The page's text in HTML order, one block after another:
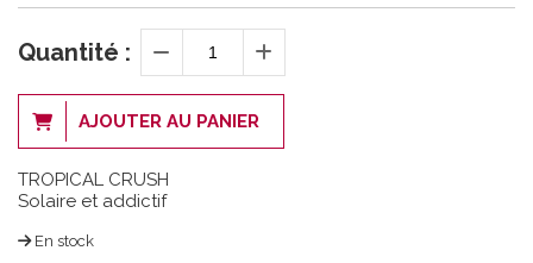
Quantité :
AJOUTER AU PANIER
TROPICAL CRUSH
Solaire et addictif
En stock